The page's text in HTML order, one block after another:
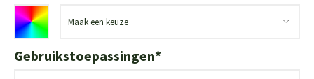
Gebruikstoepassingen*